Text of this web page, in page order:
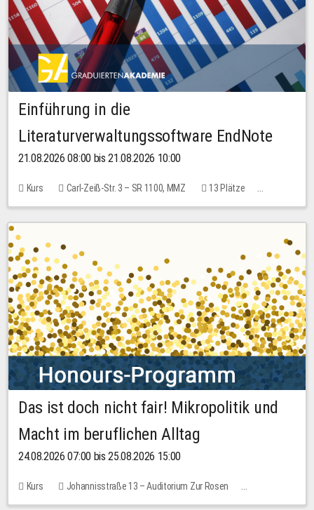
Einführung in die
Literaturverwaltungssoftware EndNote
21.08.2026 08:00 bis 21.08.2026 10:00
Kurs Carl-Zeiß-Str. 3 – SR 1100, MMZ
13 Plätze
10,00 EUR
Das ist doch nicht fair! Mikropolitik und
Macht im beruflichen Alltag
24.08.2026 07:00 bis 25.08.2026 15:00
Kurs
Johannisstraße 13 – Auditorium Zur Rosen
Keine freien Plätze